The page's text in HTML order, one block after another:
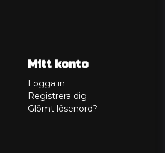
Mitt konto
Logga in
Registrera dig
Glömt lösenord?